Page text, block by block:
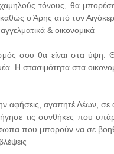
τόνους, θα
καθώς ο Άρης από τον
& οικονομικά
σου θα είναι στα ύψη.
Η στασιμότητα στα
αγαπητέ Λέων, σε
τις συνθήκες που
που μπορούν να σε